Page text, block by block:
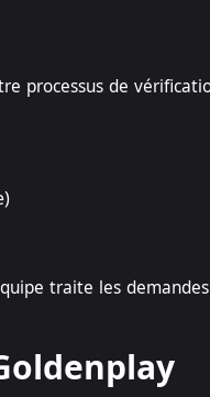
processus de
traite les